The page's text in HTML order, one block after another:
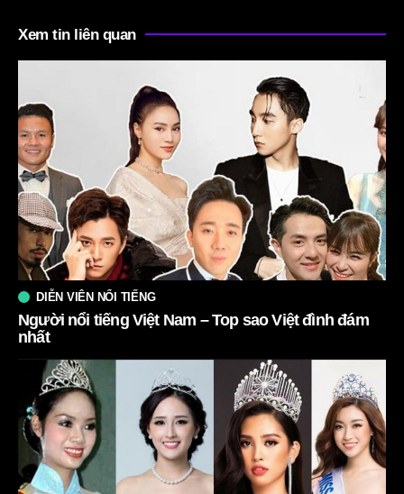
Xem tin liên quan
DIỄN VIÊN NỔI TIẾNG
Người nổi tiếng Việt Nam – Top sao Việt đình đám
nhất